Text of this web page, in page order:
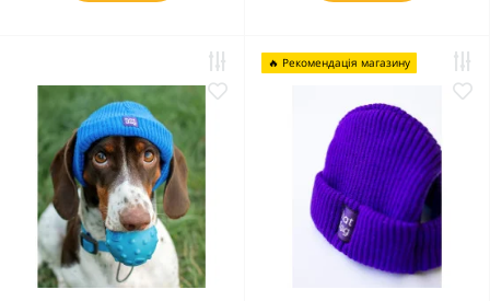
🔥 Рекомендація магазину